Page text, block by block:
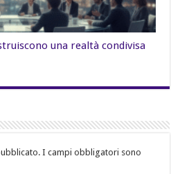
una realtà condivisa
I campi obbligatori sono